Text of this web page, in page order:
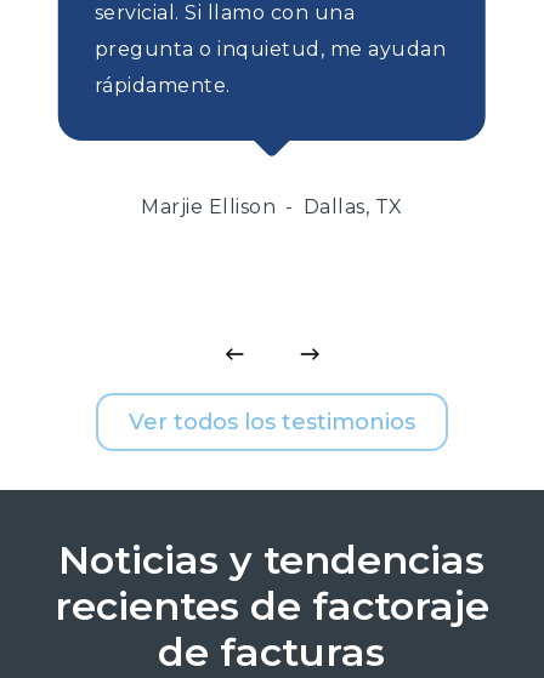
servicial. Si llamo con una
pregunta o inquietud, me ayudan
rápidamente.
Marjie Ellison Dallas, TX
Ver todos los testimonios
Noticias y tendencias
recientes de factoraje
de facturas